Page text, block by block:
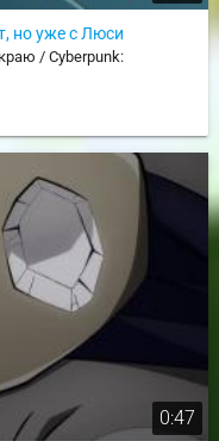
но уже с Люси
/ Cyberpunk:
0:47